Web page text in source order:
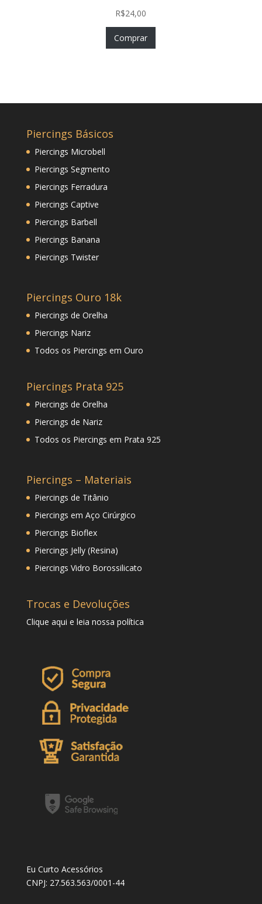
R$24,00
Comprar
Piercings Básicos
Piercings Microbell
Piercings Segmento
Piercings Ferradura
Piercings Captive
Piercings Barbell
Piercings Banana
Piercings Twister
Piercings Ouro 18k
Piercings de Orelha
Piercings Nariz
Todos os Piercings em Ouro
Piercings Prata 925
Piercings de Orelha
Piercings de Nariz
Todos os Piercings em Prata 925
Piercings – Materiais
Piercings de Titânio
Piercings em Aço Cirúrgico
Piercings Bioflex
Piercings Jelly (Resina)
Piercings Vidro Borossilicato
Trocas e Devoluções
Clique aqui e leia nossa política
Eu Curto Acessórios
CNPJ: 27.563.563/0001-44